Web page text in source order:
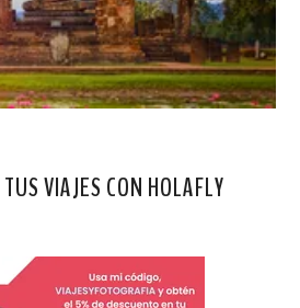
VIAJES CON HOLAFLY